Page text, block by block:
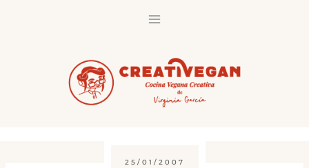
25/01/2007